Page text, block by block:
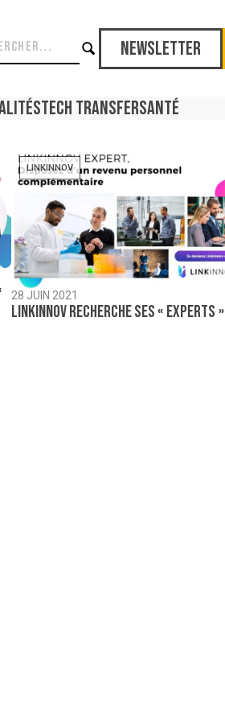
Newsletter
Tech TransferSanté
LINKINNOV
28 JUIN 2021
Linkinnov recherche ses « Experts »